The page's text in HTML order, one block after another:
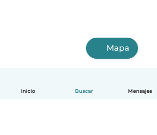
Inicio Buscar Mensajes
Mapa